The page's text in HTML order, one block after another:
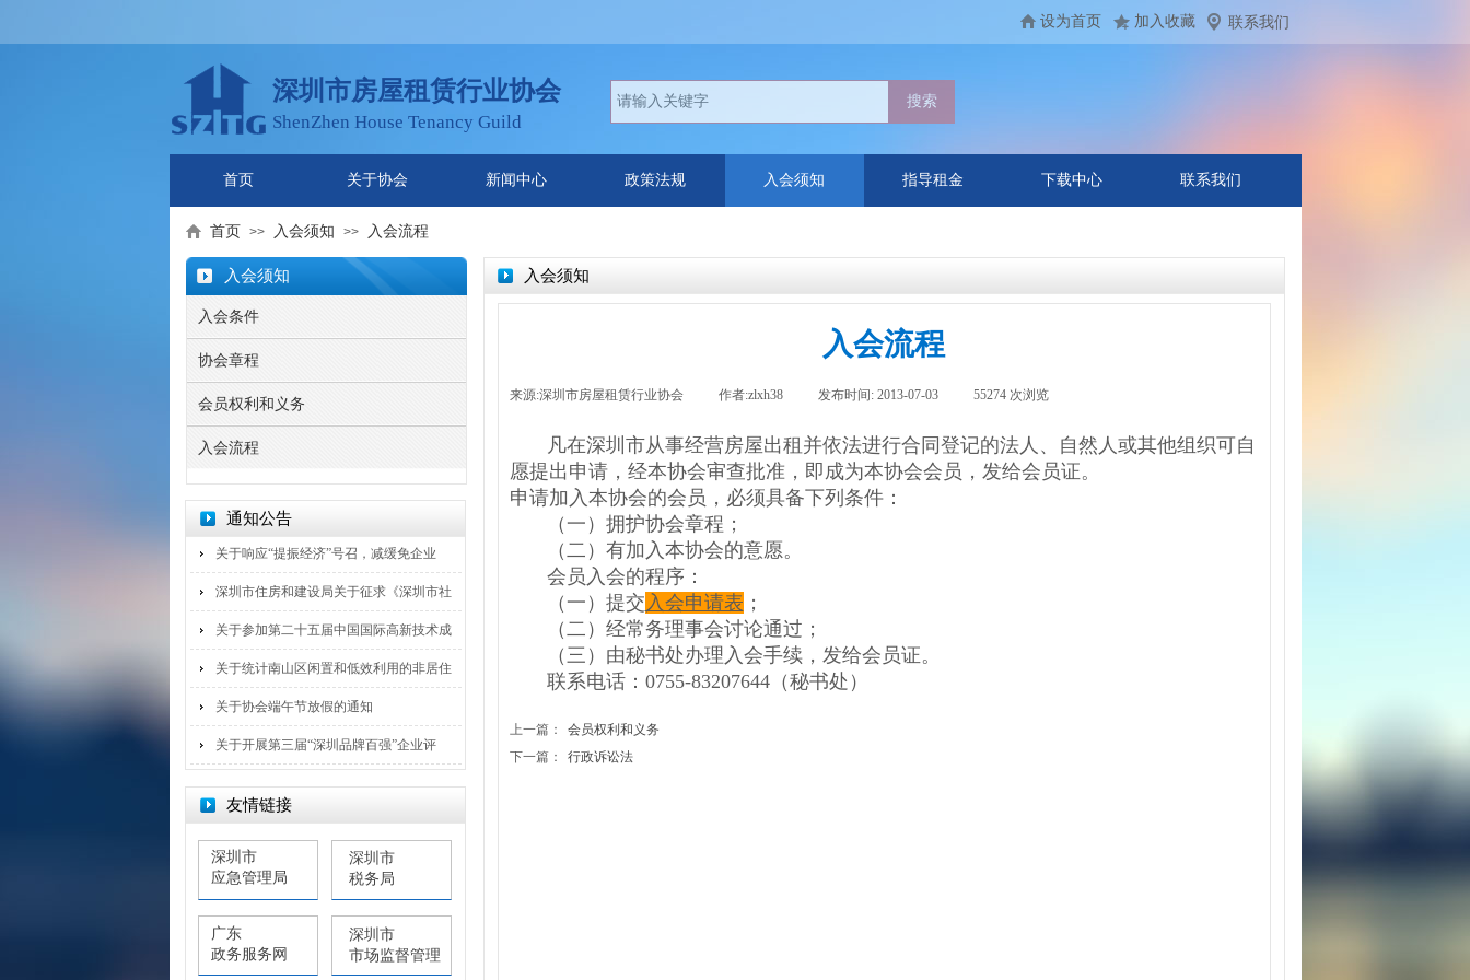
联系我们
设为首页 加入收藏
搜索
ShenZhen House Tenancy Guild
首页 关于协会 新闻中心 政策法规 入会须知 指导租金 下载中心 联系我们
深圳市房屋租赁行业协会
首页 >> 入会须知 >> 入会流程
入会须知
广东
政务服务网
关于响应“提振经济”号召，减缓免企业
深圳市住房和建设局关于征求《深圳市社
关于参加第二十五届中国国际高新技术成
关于统计南山区闲置和低效利用的非居住
关于协会端午节放假的通知
关于开展第三届“深圳品牌百强”企业评
友情链接
深圳市
应急管理局
深圳市
市场监督管理
局
深圳市
税务局
通知公告
入会条件
协会章程
会员权利和义务
入会流程
入会须知
入会流程
来源:深圳市房屋租赁行业协会 作者:zlxh38 发布时间: 2013-07-03 55274 次浏览
凡在深圳市从事经营房屋出租并依法进行合同登记的法人、自然人或其他组织可自
愿提出申请，经本协会审查批准，即成为本协会会员，发给会员证。
申请加入本协会的会员，必须具备下列条件：
（一）拥护协会章程；
（二）有加入本协会的意愿。
会员入会的程序：
（一）提交入会申请表 ；
（二）经常务理事会讨论通过；
（三）由秘书处办理入会手续，发给会员证。
联系电话：0755-83207644（秘书处）
上一篇：
会员权利和义务
下一篇：
行政诉讼法